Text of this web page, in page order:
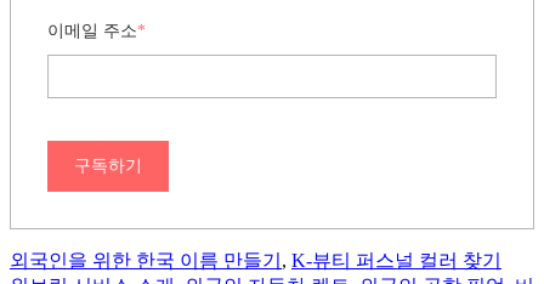
이메일 주소*
구독하기
외국인을 위한 한국 이름 만들기 , K-뷰티 퍼스널 컬러 찾기